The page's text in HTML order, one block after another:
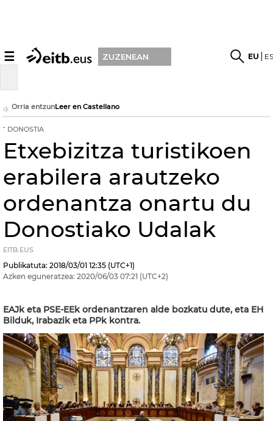
☰ ZUZENEAN EU
Orria entzunLeer en Castellano
DONOSTIA
Etxebizitza turistikoen
erabilera arautzeko
ordenantza onartu du
Donostiako Udalak
EITB.EUS
Publikatuta: 2018/03/01 12:35 (UTC+1)
Azken eguneratzea: 2020/06/03 07:21 (UTC+2)
EAJk eta PSE-EEk ordenantzaren alde bozkatu dute, eta EH
Bilduk, Irabazik eta PPk kontra.